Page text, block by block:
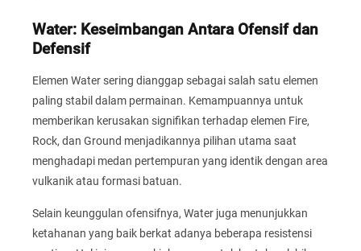
Water: Keseimbangan Antara Ofensif dan
Defensif
Elemen Water sering dianggap sebagai salah satu elemen
paling stabil dalam permainan. Kemampuannya untuk
memberikan kerusakan signifikan terhadap elemen Fire,
Rock, dan Ground menjadikannya pilihan utama saat
menghadapi medan pertempuran yang identik dengan area
vulkanik atau formasi batuan.
Selain keunggulan ofensifnya, Water juga menunjukkan
ketahanan yang baik berkat adanya beberapa resistensi